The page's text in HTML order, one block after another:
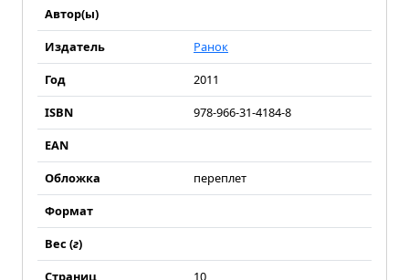
Автор(ы)
Издатель
Ранок
Год
2011
ISBN
978-966-31-4184-8
EAN
Обложка
переплет
Формат
Вес (г)
Страниц
10